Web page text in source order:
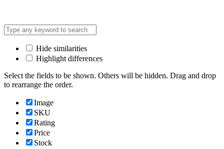
Hide similarities
Highlight differences
Select the fields to be shown. Others will be hidden. Drag and drop
to rearrange the order.
Image
SKU
Rating
Price
Stock